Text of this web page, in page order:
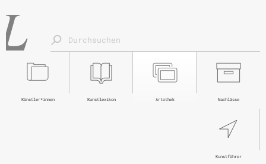
Nachlässe
Artothek
Kunstlexikon
Künstler*innen
Kunstführer